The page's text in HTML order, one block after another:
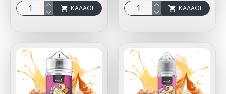
ΚΑΛΆΘΙ ΚΑΛΆΘΙ